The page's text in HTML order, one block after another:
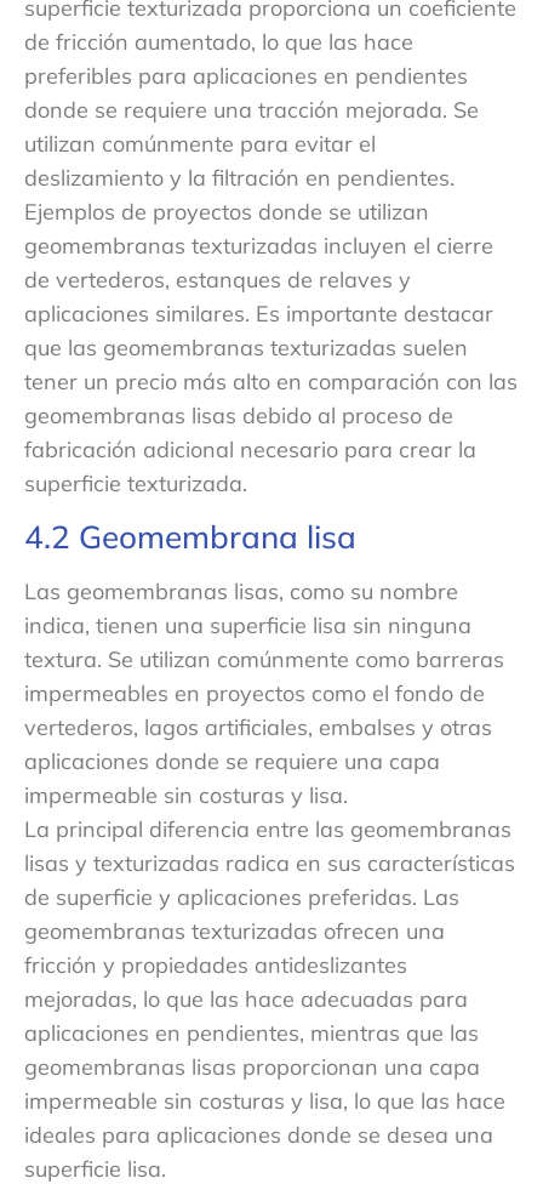
superficie texturizada proporciona un coeficiente
de fricción aumentado, lo que las hace
preferibles para aplicaciones en pendientes
donde se requiere una tracción mejorada. Se
utilizan comúnmente para evitar el
deslizamiento y la filtración en pendientes.
Ejemplos de proyectos donde se utilizan
geomembranas texturizadas incluyen el cierre
de vertederos, estanques de relaves y
aplicaciones similares. Es importante destacar
que las geomembranas texturizadas suelen
tener un precio más alto en comparación con las
geomembranas lisas debido al proceso de
fabricación adicional necesario para crear la
superficie texturizada.
4.2 Geomembrana lisa
Las geomembranas lisas, como su nombre
indica, tienen una superficie lisa sin ninguna
textura. Se utilizan comúnmente como barreras
impermeables en proyectos como el fondo de
vertederos, lagos artificiales, embalses y otras
aplicaciones donde se requiere una capa
impermeable sin costuras y lisa.
La principal diferencia entre las geomembranas
lisas y texturizadas radica en sus características
de superficie y aplicaciones preferidas. Las
geomembranas texturizadas ofrecen una
fricción y propiedades antideslizantes
mejoradas, lo que las hace adecuadas para
aplicaciones en pendientes, mientras que las
geomembranas lisas proporcionan una capa
impermeable sin costuras y lisa, lo que las hace
ideales para aplicaciones donde se desea una
superficie lisa.